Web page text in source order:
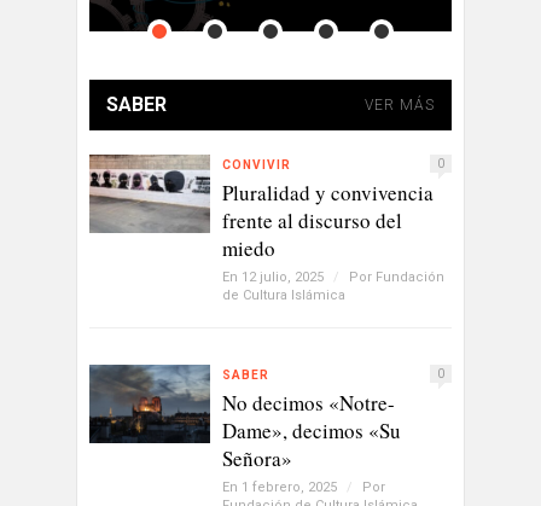
SABER VER MÁS
CONVIVIR 0
Pluralidad y convivencia
frente al discurso del
miedo
En 12 julio, 2025 / Por Fundación
de Cultura Islámica
SABER 0
No decimos «Notre-
Dame», decimos «Su
Señora»
En 1 febrero, 2025 /
Por